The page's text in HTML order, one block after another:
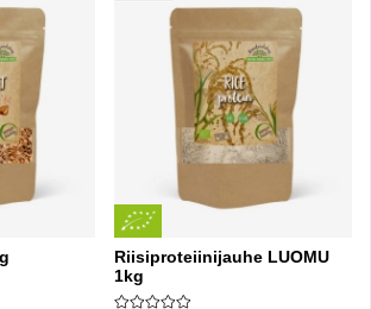
Riisiproteiinijauhe LUOMU
1kg